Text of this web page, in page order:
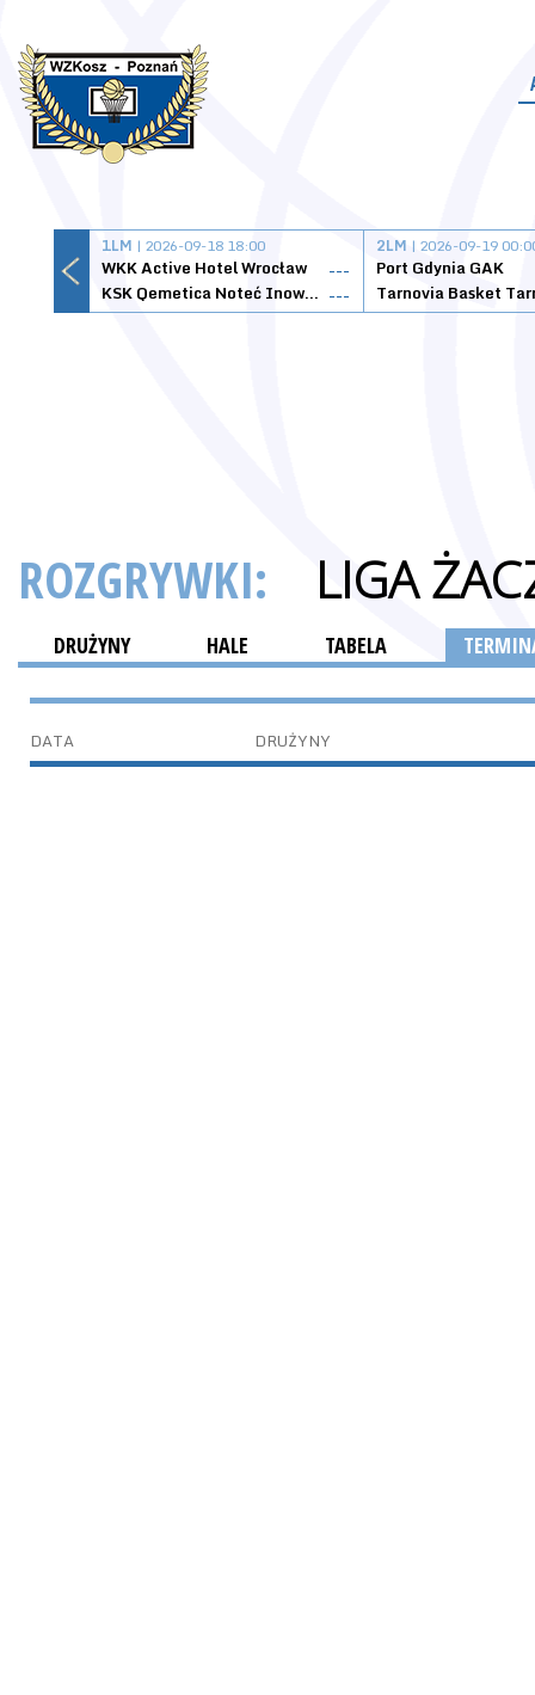
1LM | 2026-09-18 18:00
WKK Active Hotel Wrocław
---
KSK Qemetica Noteć Inowrocław ---
2LM | 2026-09-19
Port Gdynia GAK
ROZGRYWKI: LIGA
DRUŻYNY HALE TABELA
DATA DRUŻYNY